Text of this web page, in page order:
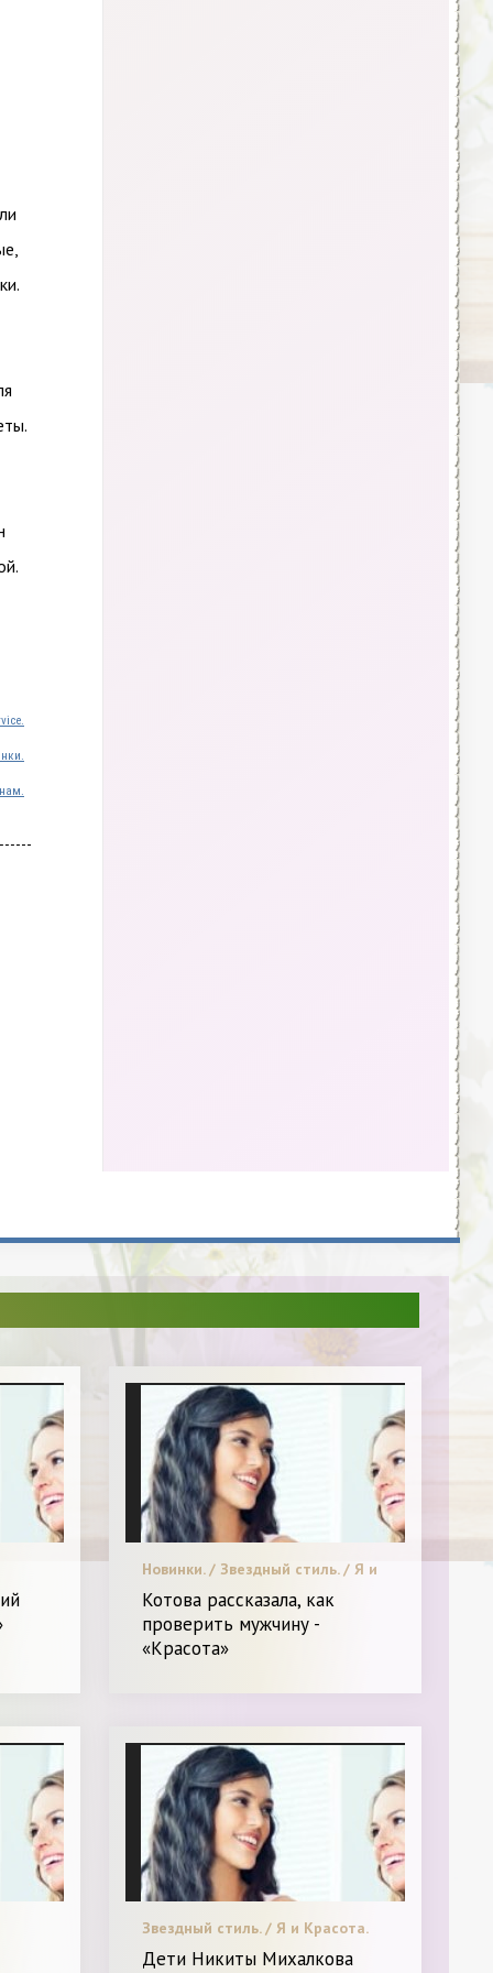
Новинки. / Звездный стиль. / Я и
Красота.
Котова рассказала, как
проверить мужчину -
«Красота»
Звездный стиль. / Я и Красота.
Дети Никиты Михалкова